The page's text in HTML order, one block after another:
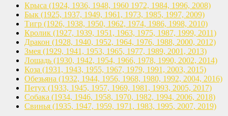
Крыса (1924, 1936, 1948, 1960 1972, 1984, 1996, 2008)
Бык (1925, 1937, 1949, 1961, 1973, 1985, 1997, 2009)
Тигр (1926, 1938, 1950, 1962, 1974, 1986, 1998, 2010)
Кролик (1927, 1939, 1951, 1963, 1975, 1987, 1999, 2011)
Дракон (1928, 1940, 1952, 1964, 1976, 1988, 2000, 2012)
Змея (1929, 1941, 1953, 1965, 1977, 1989, 2001, 2013)
Лошадь (1930, 1942, 1954, 1966, 1978, 1990, 2002, 2014)
Коза (1931, 1943, 1955, 1967, 1979, 1991, 2003, 2015)
Обезьяна (1932, 1944, 1956, 1968, 1980, 1992, 2004, 2016)
Петух (1933, 1945, 1957, 1969, 1981, 1993, 2005, 2017)
Собака (1934, 1946, 1958, 1970, 1982, 1994, 2006, 2018)
Свинья (1935, 1947, 1959, 1971, 1983, 1995, 2007, 2019)